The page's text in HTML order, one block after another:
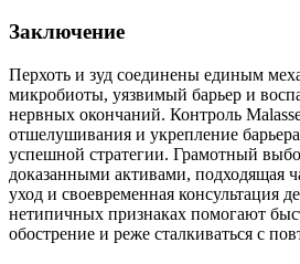
Заключение
Перхоть и зуд соединены единым
микробиоты, уязвимый барьер и
нервных окончаний. Контроль
отшелушивания и укрепление
успешной стратегии. Грамотный
доказанными активами, подходящая
уход и своевременная консультация
нетипичных признаках помогают
обострение и реже сталкиваться с